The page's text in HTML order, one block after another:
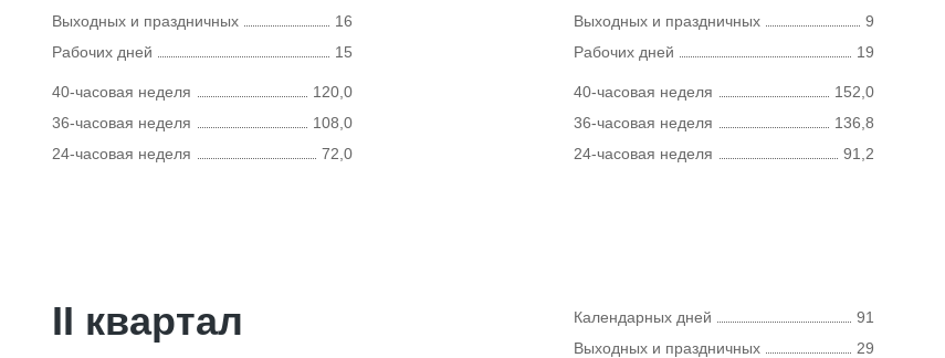
Выходных и праздничных
16
Рабочих дней
15
40-часовая неделя
120,0
36-часовая неделя
108,0
24-часовая неделя
72,0
Выходных и праздничных
9
Рабочих дней
19
40-часовая неделя
152,0
36-часовая неделя
136,8
24-часовая неделя
91,2
II квартал Календарных дней
91
Выходных и праздничных
29